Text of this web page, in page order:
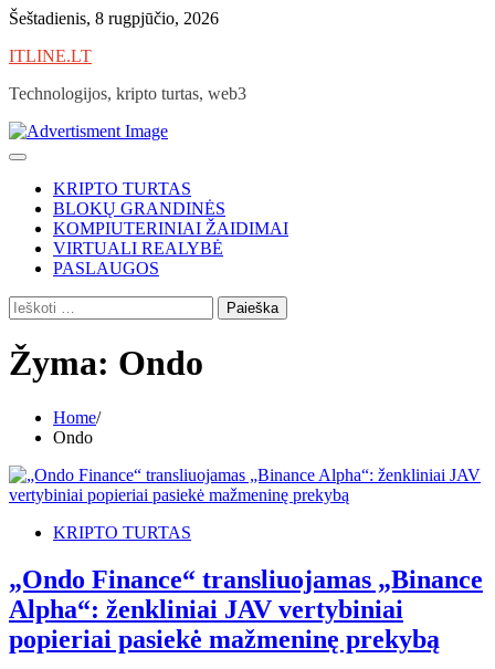
Skip
content
Šeštadienis, 8 rugpjūčio, 2026
ITLINE.LT
Technologijos, kripto turtas, web3
KRIPTO TURTAS
BLOKŲ GRANDINĖS
KOMPIUTERINIAI ŽAIDIMAI
VIRTUALI REALYBĖ
PASLAUGOS
Ieškoti:
Žyma: Ondo
Home
Ondo
KRIPTO TURTAS
„Ondo Finance“ transliuojamas „Binance
Alpha“: ženkliniai JAV vertybiniai
popieriai pasiekė mažmeninę prekybą